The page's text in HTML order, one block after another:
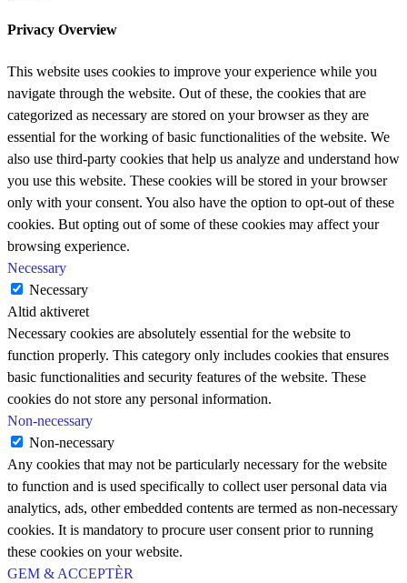
Privacy Overview
This website uses cookies to improve your experience while you
navigate through the website. Out of these, the cookies that are
categorized as necessary are stored on your browser as they are
essential for the working of basic functionalities of the website. We
also use third-party cookies that help us analyze and understand how
you use this website. These cookies will be stored in your browser
only with your consent. You also have the option to opt-out of these
cookies. But opting out of some of these cookies may affect your
browsing experience.
Necessary
Necessary
Altid aktiveret
Necessary cookies are absolutely essential for the website to
function properly. This category only includes cookies that ensures
basic functionalities and security features of the website. These
cookies do not store any personal information.
Non-necessary
Non-necessary
Any cookies that may not be particularly necessary for the website
to function and is used specifically to collect user personal data via
analytics, ads, other embedded contents are termed as non-necessary
cookies. It is mandatory to procure user consent prior to running
these cookies on your website.
GEM & ACCEPTÈR